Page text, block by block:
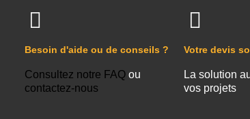
Besoin d'aide ou de conseils ?
Consultez notre FAQou
contactez-nous
Votre devis
La solution
vos projets